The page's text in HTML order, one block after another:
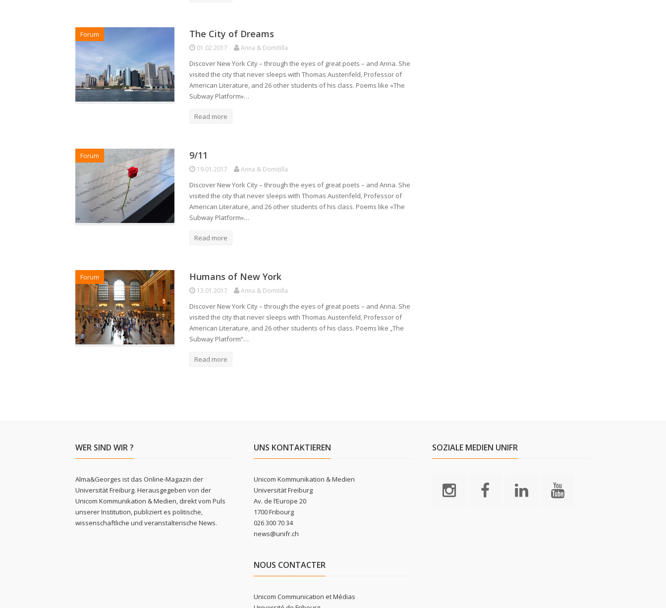
Forum The City of Dreams
01.02.2017 Anna & Domitilla
Discover New York City – through the eyes of great poets – and Anna. She
visited the city that never sleeps with Thomas Austenfeld, Professor of
American Literature, and 26 other students of his class. Poems like «The
Subway Platform»…
Read more
Forum 9/11
19.01.2017 Anna & Domitilla
Discover New York City – through the eyes of great poets – and Anna. She
visited the city that never sleeps with Thomas Austenfeld, Professor of
American Literature, and 26 other students of his class. Poems like «The
Subway Platform»…
Read more
Forum Humans of New York
13.01.2017 Anna & Domitilla
Discover New York City – through the eyes of great poets – and Anna. She
visited the city that never sleeps with Thomas Austenfeld, Professor of
American Literature, and 26 other students of his class. Poems like „The
Subway Platform“…
Read more
WER SIND WIR ?
Alma&Georges ist das Online-Magazin der
Universität Freiburg. Herausgegeben von der
Unicom Kommunikation & Medien, direkt vom Puls
unserer Institution, publiziert es politische,
wissenschaftliche und veranstalterische News.
UNS KONTAKTIEREN
Unicom Kommunikation & Medien
Universität Freiburg
Av. de l’Europe 20
1700 Fribourg
026 300 70 34
news@unifr.ch
NOUS CONTACTER
Unicom Communication et Médias
SOZIALE MEDIEN UNIFR